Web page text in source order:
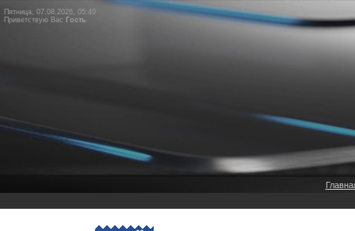
Пятница, 07.08.2026, 05:49
Приветствую Вас Гость